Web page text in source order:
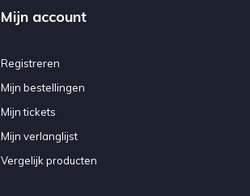
Mijn account
Registreren
Mijn bestellingen
Mijn tickets
Mijn verlanglijst
Vergelijk producten